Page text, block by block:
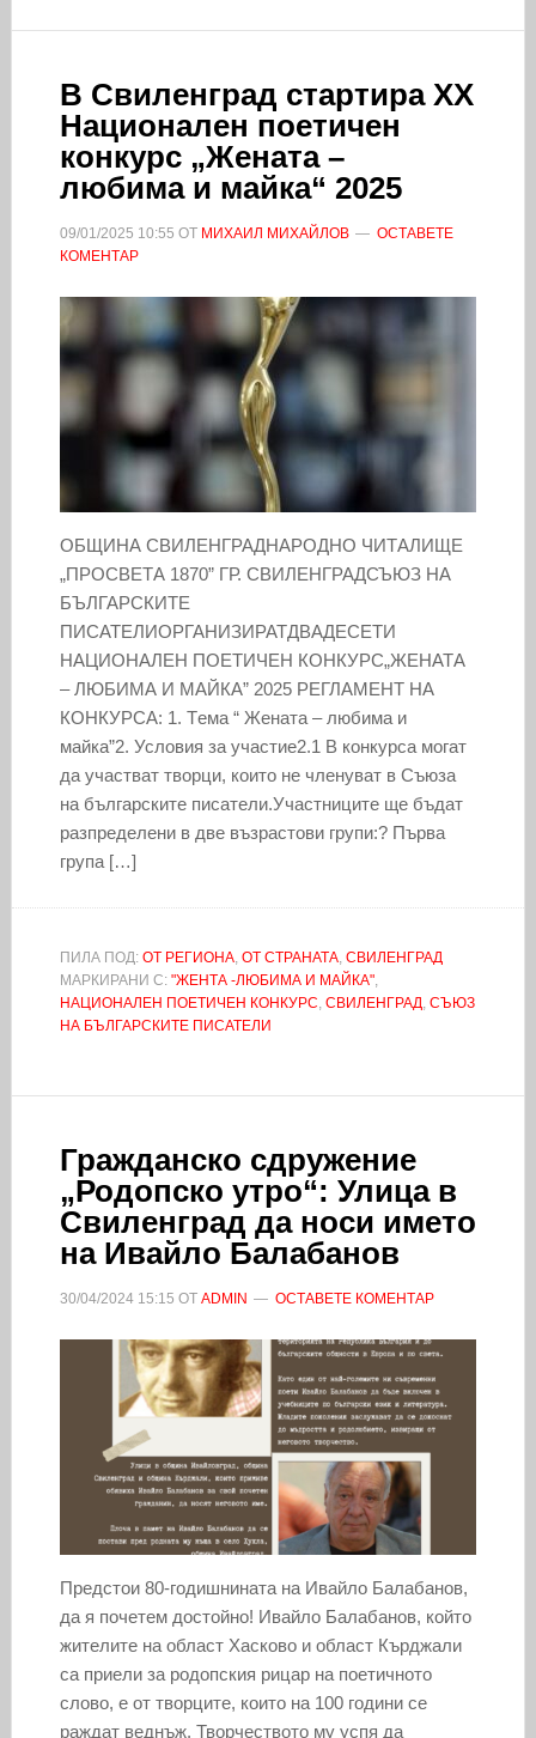
В Свиленград стартира XX
Национален поетичен
конкурс „Жената –
любима и майка“ 2025
09/01/2025 10:55 ОТ МИХАИЛ МИХАЙЛОВ
ОСТАВЕТЕ
КОМЕНТАР
ОБЩИНА СВИЛЕНГРАДНАРОДНО ЧИТАЛИЩЕ
„ПРОСВЕТА 1870” ГР. СВИЛЕНГРАДСЪЮЗ НА
БЪЛГАРСКИТЕ
ПИСАТЕЛИОРГАНИЗИРАТДВАДЕСЕТИ
НАЦИОНАЛЕН ПОЕТИЧЕН КОНКУРС„ЖЕНАТА
– ЛЮБИМА И МАЙКА” 2025 РЕГЛАМЕНТ НА
КОНКУРСА: 1. Tема “ Жената – любима и
майка”2. Условия за участие2.1 В конкурса могат
да участват творци, които не членуват в Съюза
на българските писатели.Участниците ще бъдат
разпределени в две възрастови групи:? Първа
група […]
ПИЛА ПОД: ОТ РЕГИОНА, ОТ СТРАНАТА, СВИЛЕНГРАД
МАРКИРАНИ С: "ЖЕНТА -ЛЮБИМА И МАЙКА",
НАЦИОНАЛЕН ПОЕТИЧЕН КОНКУРС, СВИЛЕНГРАД, СЪЮЗ
НА БЪЛГАРСКИТЕ ПИСАТЕЛИ
Гражданско сдружение
„Родопско утро“: Улица в
Свиленград да носи името
на Ивайло Балабанов
30/04/2024 15:15 ОТ ADMIN ОСТАВЕТЕ КОМЕНТАР
Предстои 80-годишнината на Ивайло Балабанов,
да я почетем достойно! Ивайло Балабанов, който
жителите на област Хасково и област Кърджали
са приели за родопския рицар на поетичното
слово, е от творците, които на 100 години се
раждат веднъж. Творчеството му успя да